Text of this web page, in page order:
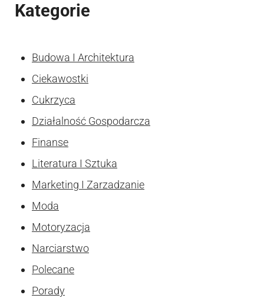
Kategorie
Budowa I Architektura
Ciekawostki
Cukrzyca
Działalność Gospodarcza
Finanse
Literatura I Sztuka
Marketing I Zarzadzanie
Moda
Motoryzacja
Narciarstwo
Polecane
Porady